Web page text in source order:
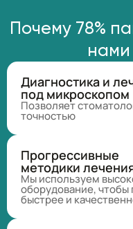
Почему 78%
нами
Диагностика и
под микроскопом
Позволяет
точностью
Прогрессивные
методики
Мы используем
оборудование, чтобы
быстрее и